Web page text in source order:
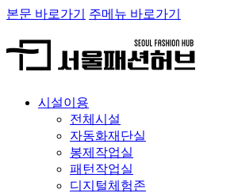
본문 바로가기 주메뉴 바로가기
시설이용
전체시설
자동화재단실
봉제작업실
패턴작업실
디지털체험존